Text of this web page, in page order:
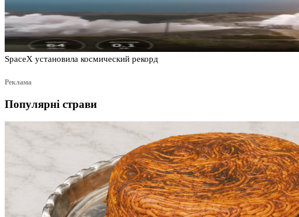
SpaceX установила космический рекорд
Реклама
Популярні страви